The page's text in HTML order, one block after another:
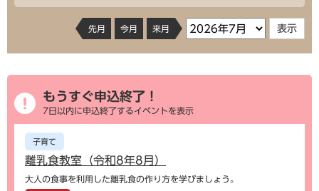
先月 今月 来月
もうすぐ申込終了！
7日以内に申込終了するイベントを表示
子育て
離乳食教室（令和8年8月）
大人の食事を利用した離乳食の作り方を学びましょう。